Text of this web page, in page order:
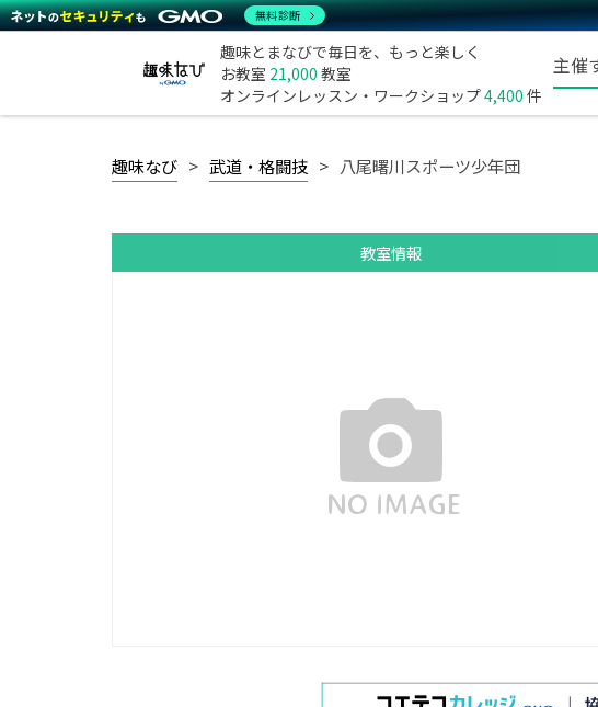
趣味とまなびで毎日を、もっと楽しく
お教室 21,000 教室
オンラインレッスン・ワークショップ4,400 件
主催
趣味なび 武道・格闘技 八尾曙川スポーツ少年団
教室情報
無料診断